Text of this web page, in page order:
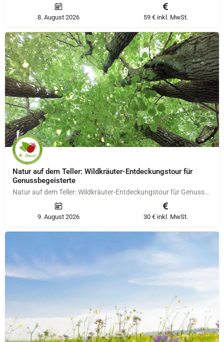
8. August 2026 59 € inkl. MwSt.
Natur auf dem Teller: Wildkräuter-Entdeckungstour für
Genussbegeisterte
Natur auf dem Teller: Wildkräuter-Entdeckungstour für Genussbegeisterte Gemeinsam werden wir durch die…
9. August 2026 30 € inkl. MwSt.